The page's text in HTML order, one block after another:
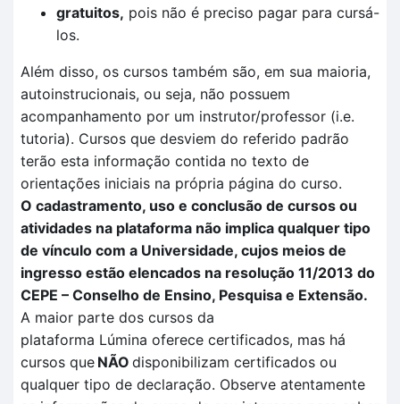
gratuitos, pois não é preciso pagar para cursá-
los.
Além disso, os cursos também são, em sua maioria,
autoinstrucionais, ou seja, não possuem
acompanhamento por um instrutor/professor (i.e.
tutoria). Cursos que desviem do referido padrão
terão esta informação contida no texto de
orientações iniciais na própria página do curso.
O cadastramento, uso e conclusão de cursos ou
atividades na plataforma não implica qualquer tipo
de vínculo com a Universidade, cujos meios de
ingresso estão elencados na resolução 11/2013 do
CEPE – Conselho de Ensino, Pesquisa e Extensão.
A maior parte dos cursos da
plataforma Lúmina oferece certificados, mas há
cursos que NÃO disponibilizam certificados ou
qualquer tipo de declaração. Observe atentamente